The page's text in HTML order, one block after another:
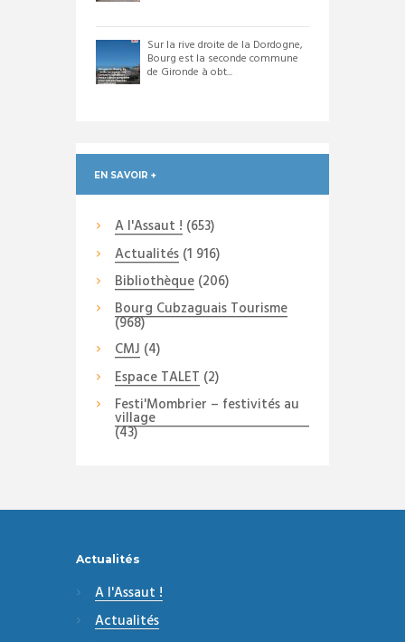
Sur la rive droite de la Dordogne,
Bourg est la seconde commune
de Gironde à obt...
EN SAVOIR +
A l'Assaut ! (653)
Actualités(1 916)
Bibliothèque(206)
Bourg Cubzaguais Tourisme
(968)
CMJ (4)
Espace TALET (2)
Festi'Mombrier – festivités au
village
(43)
Actualités
A l'Assaut !
Actualités